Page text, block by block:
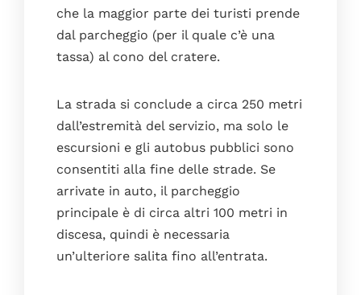
che la maggior parte dei turisti prende
dal parcheggio (per il quale c’è una
tassa) al cono del cratere.
La strada si conclude a circa 250 metri
dall’estremità del servizio, ma solo le
escursioni e gli autobus pubblici sono
consentiti alla fine delle strade. Se
arrivate in auto, il parcheggio
principale è di circa altri 100 metri in
discesa, quindi è necessaria
un’ulteriore salita fino all’entrata.
Home
La casa
La cucina
Le camere da letto